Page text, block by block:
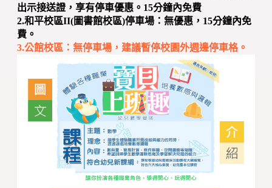
出示接送證，享有停車優惠。15分鐘內免費
2.和平校區II(圖書館校區)停車場：無優惠，15分鐘內免
費。
3.公館校區：無停車場，建議暫停校園外週邊停車格。